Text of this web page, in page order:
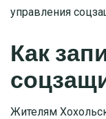
управления
Как
Жителям